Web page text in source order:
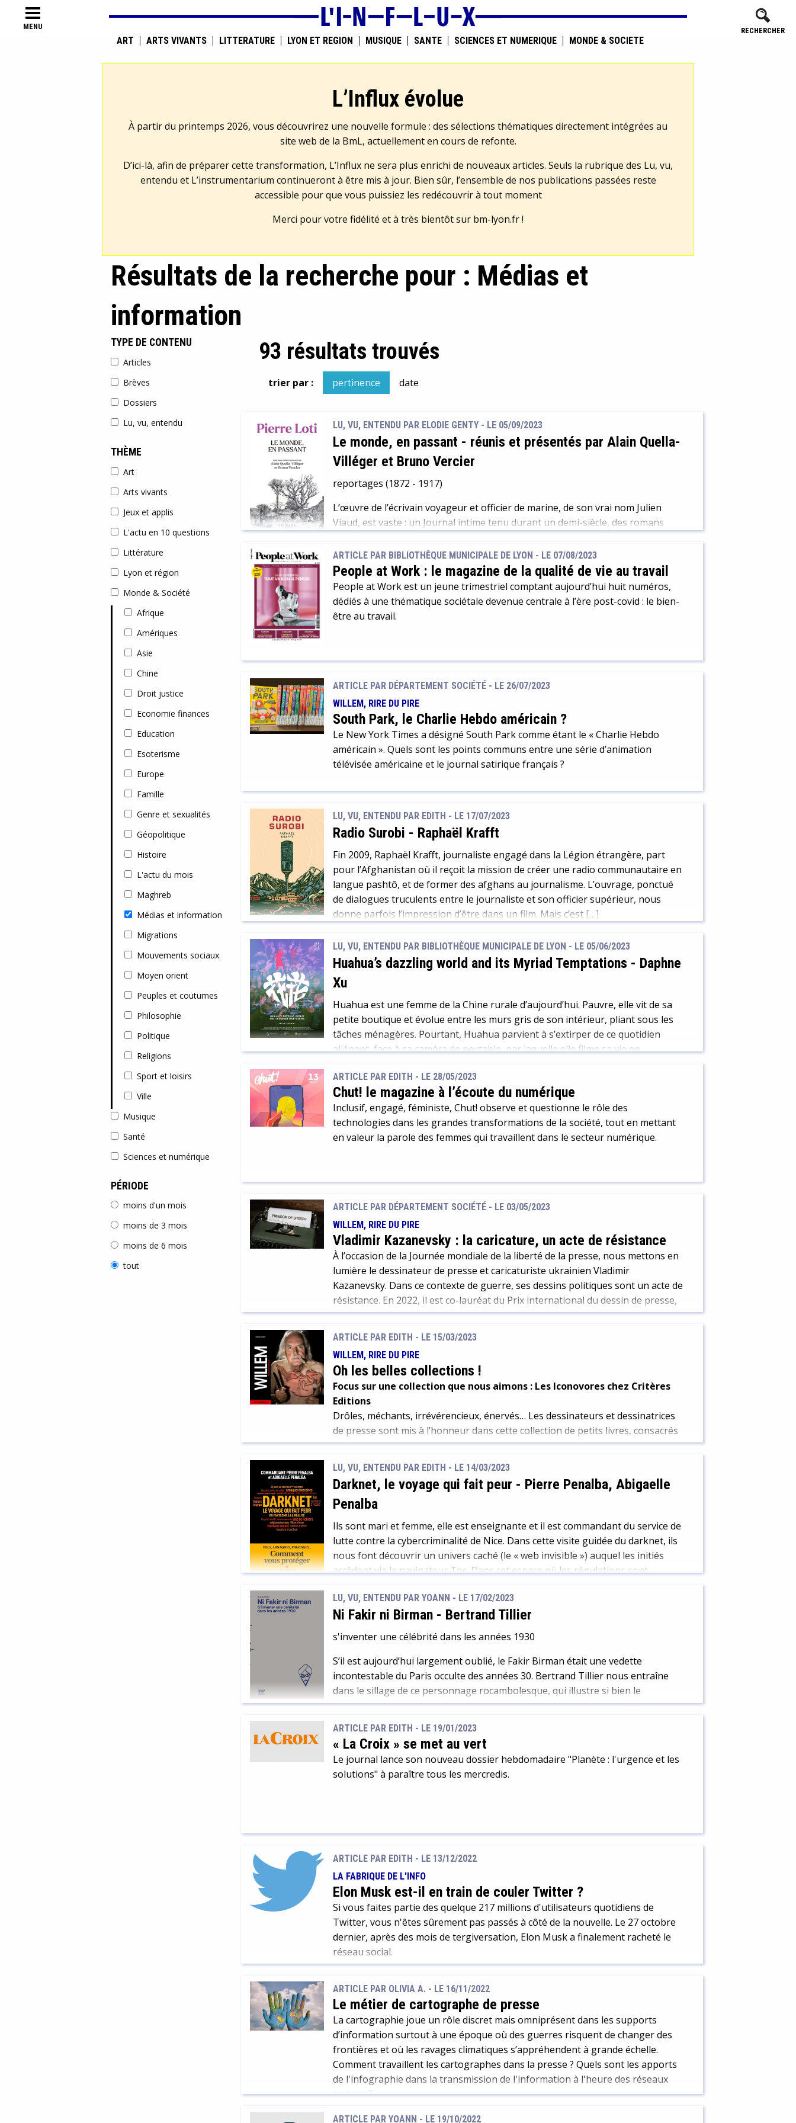
MENU RECHERCHER
ART ARTS VIVANTS LITTÉRATURE LYON ET RÉGION MUSIQUE SANTÉ SCIENCES ET NUMÉRIQUE MONDE & SOCIÉTÉ
L’Influx évolue
À partir du printemps 2026, vous découvrirez une nouvelle formule : des sélections thématiques directement intégrées au
site web de la BmL, actuellement en cours de refonte.
D’ici-là, afin de préparer cette transformation, L’Influx ne sera plus enrichi de nouveaux articles. Seuls la rubrique des Lu, vu,
entendu et L’instrumentarium continueront à être mis à jour. Bien sûr, l’ensemble de nos publications passées reste
accessible pour que vous puissiez les redécouvrir à tout moment
Merci pour votre fidélité et à très bientôt sur bm-lyon.fr!
Résultats de la recherche pour : Médias et
information
TYPE DE CONTENU
Articles
Brèves
Dossiers
Lu, vu, entendu
THÈME
Art
Arts vivants
Jeux et applis
L'actu en 10 questions
Littérature
Lyon et région
Monde & Société
Afrique
Amériques
Asie
Chine
Droit justice
Economie finances
Education
Esoterisme
Europe
Famille
Genre et sexualités
Géopolitique
Histoire
L'actu du mois
Maghreb
Médias et information
Migrations
Mouvements sociaux
Moyen orient
Peuples et coutumes
Philosophie
Politique
Religions
Sport et loisirs
Ville
Musique
Santé
Sciences et numérique
PÉRIODE
moins d'un mois
moins de 3 mois
moins de 6 mois
tout
93 résultats trouvés
trier par : pertinence date
LU, VU, ENTENDU PAR ELODIE GENTY - LE 05/09/2023
Le monde, en passant - réunis et présentés par Alain Quella-
Villéger et Bruno Vercier
reportages (1872 - 1917)
L’œuvre de l’écrivain voyageur et officier de marine, de son vrai nom Julien
Viaud, est vaste : un Journal intime tenu durant un demi-siècle, des romans
reportages matière à récits de voyages. La plupart de ces derniers publiés dans
la presse de l’époque avec […]
ARTICLE PAR BIBLIOTHÈQUE MUNICIPALE DE LYON - LE 07/08/2023
People at Work : le magazine de la qualité de vie au travail
People at Work est un jeune trimestriel comptant aujourd’hui huit numéros,
dédiés à une thématique sociétale devenue centrale à l’ère post-covid : le bien-
être au travail.
ARTICLE PAR DÉPARTEMENT SOCIÉTÉ - LE 26/07/2023
WILLEM, RIRE DU PIRE
South Park, le Charlie Hebdo américain ?
Le New York Times a désigné South Park comme étant le « Charlie Hebdo
américain ». Quels sont les points communs entre une série d’animation
télévisée américaine et le journal satirique français ?
LU, VU, ENTENDU PAR EDITH - LE 17/07/2023
Radio Surobi - Raphaël Krafft
Fin 2009, Raphaël Krafft, journaliste engagé dans la Légion étrangère, part
pour l’Afghanistan où il reçoit la mission de créer une radio communautaire en
langue pashtô, et de former des afghans au journalisme. L’ouvrage, ponctué
de dialogues truculents entre le journaliste et son officier supérieur, nous
donne parfois l’impression d’être dans un film. Mais c’est […]
LU, VU, ENTENDU PAR BIBLIOTHÈQUE MUNICIPALE DE LYON - LE 05/06/2023
Huahua’s dazzling world and its Myriad Temptations - Daphne
Xu
Huahua est une femme de la Chine rurale d’aujourd’hui. Pauvre, elle vit de sa
petite boutique et évolue entre les murs gris de son intérieur, pliant sous les
tâches ménagères. Pourtant, Huahua parvient à s’extirper de ce quotidien
aliénant, face à sa caméra de portable, par laquelle elle filme sa vie en
ARTICLE PAR EDITH - LE 28/05/2023
Chut! le magazine à l’écoute du numérique
Inclusif, engagé, féministe, Chut! observe et questionne le rôle des
technologies dans les grandes transformations de la société, tout en mettant
en valeur la parole des femmes qui travaillent dans le secteur numérique.
ARTICLE PAR DÉPARTEMENT SOCIÉTÉ - LE 03/05/2023
WILLEM, RIRE DU PIRE
Vladimir Kazanevsky : la caricature, un acte de résistance
À l’occasion de la Journée mondiale de la liberté de la presse, nous mettons en
lumière le dessinateur de presse et caricaturiste ukrainien Vladimir
Kazanevsky. Dans ce contexte de guerre, ses dessins politiques sont un acte de
résistance. En 2022, il est co-lauréat du Prix international du dessin de presse,
remis par la Freedom Cartoonists Foundation.
ARTICLE PAR EDITH - LE 15/03/2023
WILLEM, RIRE DU PIRE
Oh les belles collections !
Focus sur une collection que nous aimons : Les Iconovores chez Critères
Editions
Drôles, méchants, irrévérencieux, énervés… Les dessinateurs et dessinatrices
de presse sont mis à l’honneur dans cette collection de petits livres, consacrés
chacun à un ou une artiste.
LU, VU, ENTENDU PAR EDITH - LE 14/03/2023
Darknet, le voyage qui fait peur - Pierre Penalba, Abigaelle
Penalba
Ils sont mari et femme, elle est enseignante et il est commandant du service de
lutte contre la cybercriminalité de Nice. Dans cette visite guidée du darknet, ils
nous font découvrir un univers caché (le « web invisible ») auquel les initiés
accèdent via le navigateur Tor. Dans cet espace où les régulations sont
LU, VU, ENTENDU PAR YOANN - LE 17/02/2023
Ni Fakir ni Birman - Bertrand Tillier
s'inventer une célébrité dans les années 1930
S’il est aujourd’hui largement oublié, le Fakir Birman était une vedette
incontestable du Paris occulte des années 30. Bertrand Tillier nous entraîne
dans le sillage de ce personnage rocambolesque, qui illustre si bien le
processus médiatique de fabrication d’une vedette. Car si ses pouvoirs occultes
[…]
ARTICLE PAR EDITH - LE 19/01/2023
« La Croix » se met au vert
Le journal lance son nouveau dossier hebdomadaire "Planète : l'urgence et les
solutions" à paraître tous les mercredis.
ARTICLE PAR EDITH - LE 13/12/2022
LA FABRIQUE DE L'INFO
Elon Musk est-il en train de couler Twitter ?
Si vous faites partie des quelque 217 millions d'utilisateurs quotidiens de
Twitter, vous n'êtes sûrement pas passés à côté de la nouvelle. Le 27 octobre
dernier, après des mois de tergiversation, Elon Musk a finalement racheté le
réseau social.
ARTICLE PAR OLIVIA A. - LE 16/11/2022
Le métier de cartographe de presse
La cartographie joue un rôle discret mais omniprésent dans les supports
d’information surtout à une époque où des guerres risquent de changer des
frontières et où les ravages climatiques s’appréhendent à grande échelle.
Comment travaillent les cartographes dans la presse ? Quels sont les apports
de l'infographie dans la transmission de l'information à l'heure des réseaux
sociaux ?
ARTICLE PAR YOANN - LE 19/10/2022